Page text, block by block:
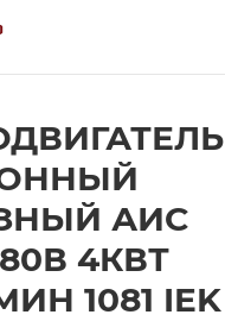
АИС
4КВТ
1081 IEK